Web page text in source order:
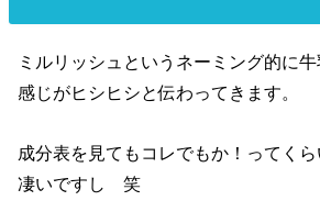
ミルリッシュというネーミング的に
感じがヒシヒシと伝わってきます。
成分表を見てもコレでもか！ってく
凄いですし 笑